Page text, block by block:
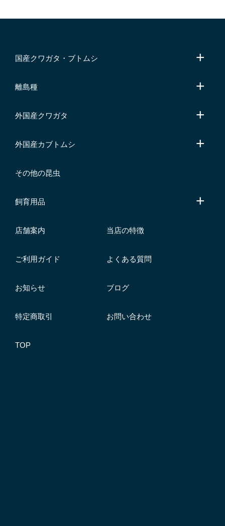
国産クワガタ・ブトムシ
離島種
外国産クワガタ
外国産カブトムシ
その他の昆虫
飼育用品
店舗案内 当店の特徴
ご利用ガイド よくある質問
お知らせ ブログ
特定商取引 お問い合わせ
TOP